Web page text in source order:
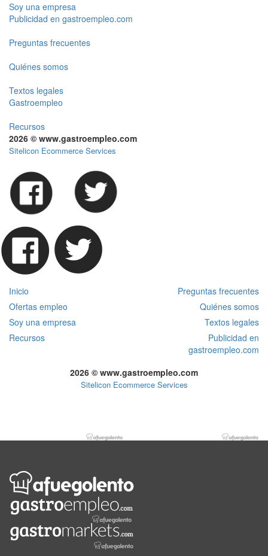
Soy una empresa
Publicidad en gastroempleo.com
Preguntas frecuentes
Quiénes somos
Textos legales
Gastroempleo
Recursos
2026 © www.gastroempleo.com
Sitelicon Ecommerce Services
Inicio
Preguntas frecuentes
Ofertas empleo
Quiénes somos
Soy una empresa
Textos legales
Recursos
Publicidad en
gastroempleo.com
2026 © www.gastroempleo.com
Sitelicon Ecommerce Services